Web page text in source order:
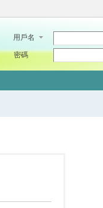
用戶名
密碼